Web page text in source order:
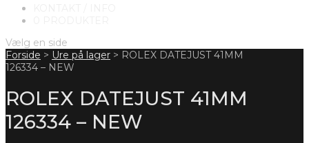
Vælg en side
Forside > Ure på lager > ROLEX DATEJUST 41MM
126334 – NEW
ROLEX DATEJUST 41MM
126334 – NEW